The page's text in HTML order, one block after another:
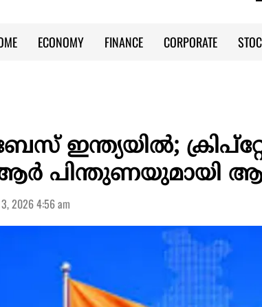
ECONOMY FINANCE CORPORATE
ഇന്ത്യയിൽ;
3, 2026 4:56 am